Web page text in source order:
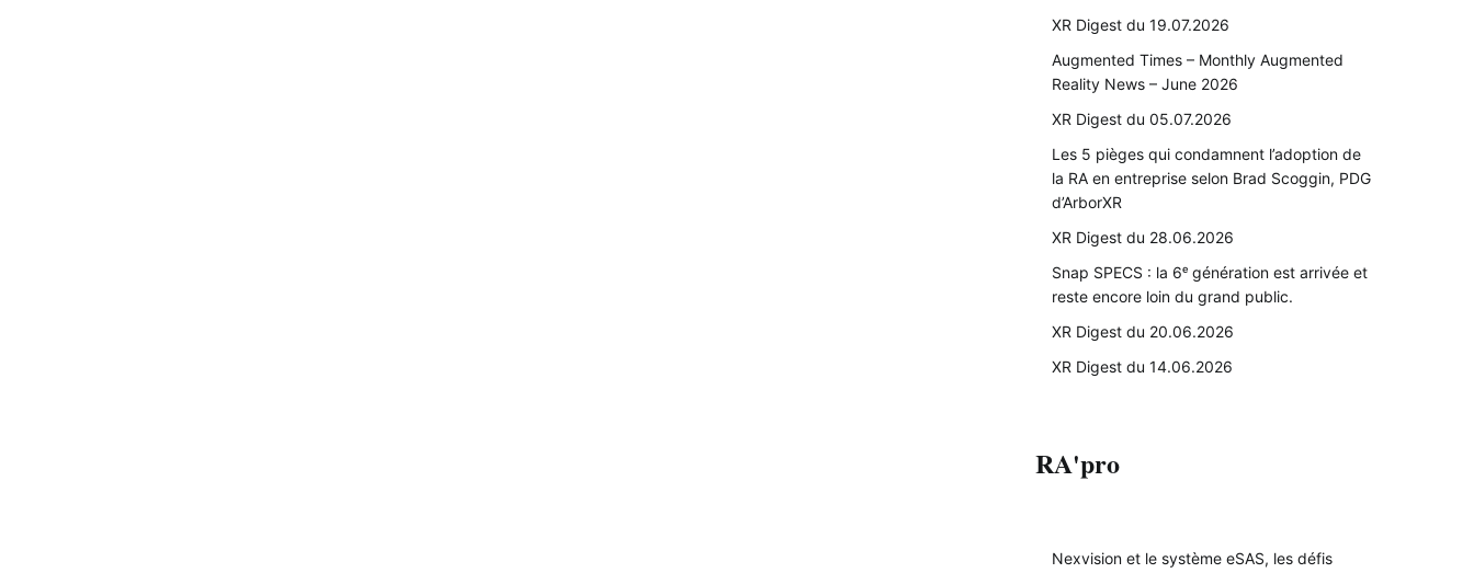
XR Digest du 19.07.2026
Augmented Times – Monthly Augmented
Reality News – June 2026
XR Digest du 05.07.2026
Les 5 pièges qui condamnent l’adoption de
la RA en entreprise selon Brad Scoggin, PDG
d’ArborXR
XR Digest du 28.06.2026
Snap SPECS : la 6ᵉ génération est arrivée et
reste encore loin du grand public.
XR Digest du 20.06.2026
XR Digest du 14.06.2026
RA'pro
Nexvision et le système eSAS, les défis